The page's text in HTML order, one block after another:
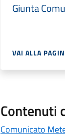
Giunta
VAI ALLA
Contenuti
Comunicato